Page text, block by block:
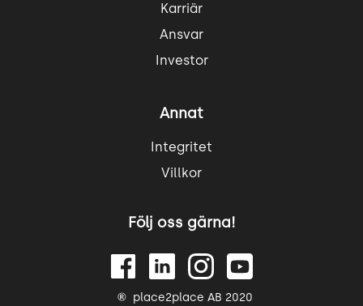
Karriär
Ansvar
Investor
Annat
Integritet
Villkor
Följ oss gärna!
place2place AB 2020